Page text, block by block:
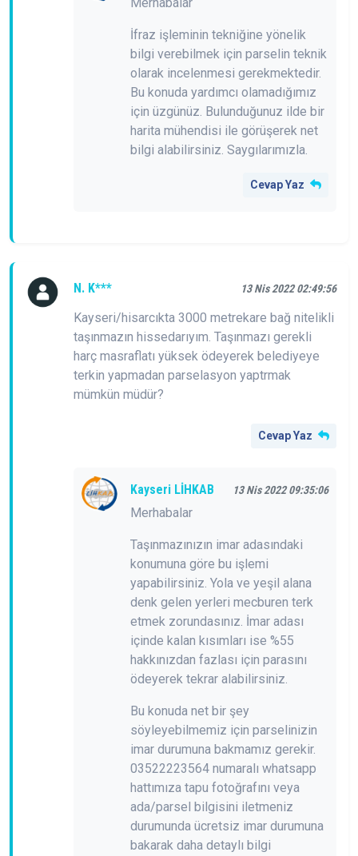
Merhabalar
İfraz işleminin tekniğine yönelik
bilgi verebilmek için parselin teknik
olarak incelenmesi gerekmektedir.
Bu konuda yardımcı olamadığımız
için üzgünüz. Bulunduğunuz ilde bir
harita mühendisi ile görüşerek net
bilgi alabilirsiniz. Saygılarımızla.
Cevap Yaz
N. K*** 13 Nis 2022 02:49:56
Kayseri/hisarcıkta 3000 metrekare bağ nitelikli
taşınmazın hissedarıyım. Taşınmazı gerekli
harç masraflatı yüksek ödeyerek belediyeye
terkin yapmadan parselasyon yaptrmak
mümkün müdür?
Cevap Yaz
Kayseri LİHKAB 13 Nis 2022 09:35:06
Merhabalar
Taşınmazınızın imar adasındaki
konumuna göre bu işlemi
yapabilirsiniz. Yola ve yeşil alana
denk gelen yerleri mecburen terk
etmek zorundasınız. İmar adası
içinde kalan kısımları ise %55
hakkınızdan fazlası için parasını
ödeyerek tekrar alabilirsiniz.
Bu konuda net bir şey
söyleyebilmemiz için parselinizin
imar durumuna bakmamız gerekir.
03522223564 numaralı whatsapp
hattımıza tapu fotoğrafını veya
ada/parsel bilgisini iletmeniz
durumunda ücretsiz imar durumuna
bakarak daha detaylı bilgi